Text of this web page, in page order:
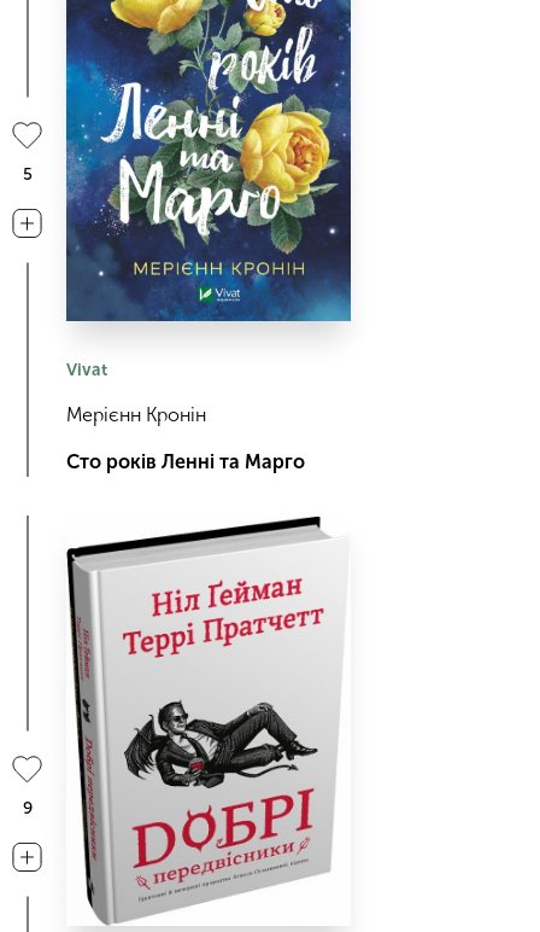
Vivat
Мерієнн Кронін
Сто років Ленні та Марго
5
9